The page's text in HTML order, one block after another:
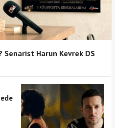
Senarist Harun Kevrek DS